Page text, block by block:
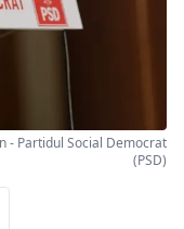
- Partidul Social Democrat
(PSD)